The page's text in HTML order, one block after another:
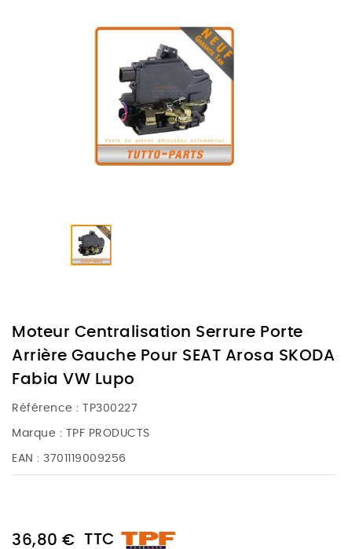
Moteur Centralisation Serrure Porte
Arrière Gauche Pour SEAT Arosa SKODA
Fabia VW Lupo
Référence : TP300227
Marque : TPF PRODUCTS
EAN : 3701119009256
36,80 € TTC